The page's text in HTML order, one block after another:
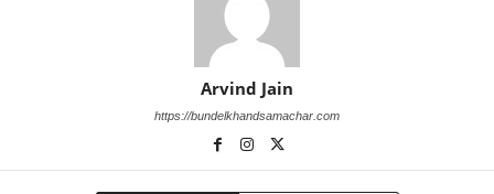
Arvind Jain
https://bundelkhandsamachar.com